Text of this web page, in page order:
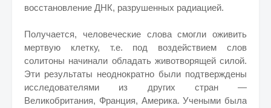
восстановление ДНК, разрушенных радиацией.
Получается, человеческие слова смогли оживить
мертвую клетку, т.е. под воздействием слов
солитоны начинали обладать животворящей силой.
Эти результаты неоднократно были подтверждены
исследователями из других стран —
Великобритания, Франция, Америка. Учеными была